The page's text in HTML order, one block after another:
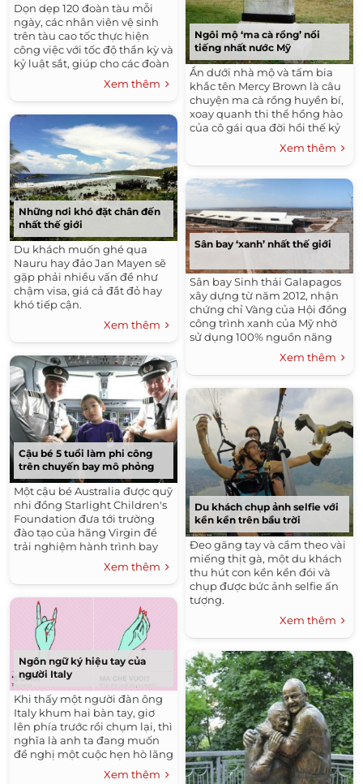
Dọn dẹp 120 đoàn tàu mỗi
ngày, các nhân viên vệ sinh
trên tàu cao tốc thực hiện
công việc với tốc độ thần kỳ và
kỷ luật sắt, giúp cho các đoàn
tàu luôn sạch bóng và khởi
hành đúng giờ. Họ được
mệnh danh là thiên thần
Shinkansen.
Xem thêm
Những nơi khó đặt chân đến
nhất thế giới
Du khách muốn ghé qua
Nauru hay đảo Jan Mayen sẽ
gặp phải nhiều vấn đề như
chậm visa, giá cả đắt đỏ hay
khó tiếp cận.
Xem thêm
Cậu bé 5 tuổi làm phi công
trên chuyến bay mô phỏng
Một cậu bé Australia được quỹ
nhi đồng Starlight Children's
Foundation đưa tới trường
đào tạo của hãng Virgin để
trải nghiệm hành trình bay
mô phỏng của các phi công.
Xem thêm
Ngôn ngữ ký hiệu tay của
người Italy
Khi thấy một người đàn ông
Italy khum hai bàn tay, giơ
lên phía trước rồi chụm lại, thì
nghĩa là anh ta đang muốn
đề nghị một cuộc hẹn hò lãng
Xem thêm
Ngôi mộ ‘ma cà rồng’ nổi
tiếng nhất nước Mỹ
Ẩn dưới nhà mộ và tấm bia
khắc tên Mercy Brown là câu
chuyện ma cà rồng huyền bí,
xoay quanh thi thể hồng hào
của cô gái qua đời hồi thế kỷ
Xem thêm
Sân bay ‘xanh’ nhất thế giới
Sân bay Sinh thái Galapagos
xây dựng từ năm 2012, nhận
chứng chỉ Vàng của Hội đồng
công trình xanh của Mỹ nhờ
sử dụng 100% nguồn năng
lượng từ gió và mặt trời.
Xem thêm
Du khách chụp ảnh selfie với
kền kền trên bầu trời
Đeo găng tay và cầm theo vài
miếng thịt gà, một du khách
thu hút con kền kền đói và
chụp được bức ảnh selfie ấn
tượng.
Xem thêm